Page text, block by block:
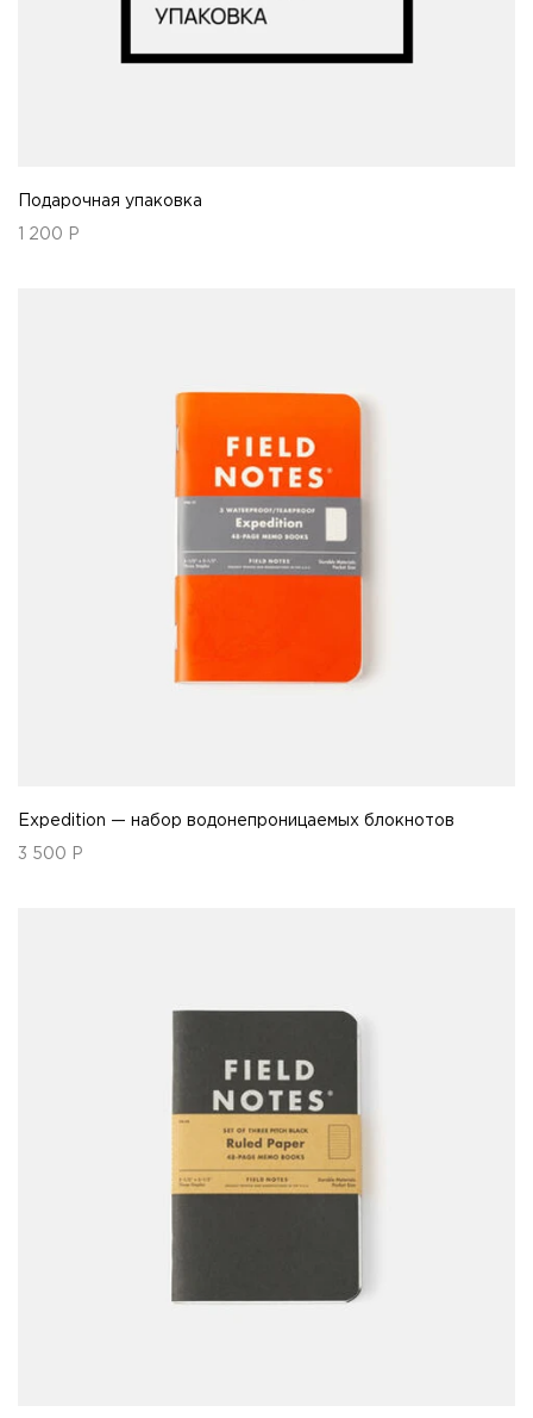
Подарочная упаковка
1 200 Р
Expedition — набор водонепроницаемых блокнотов
3 500 Р